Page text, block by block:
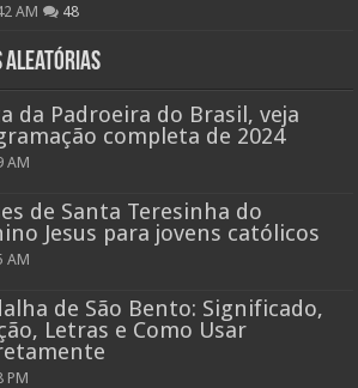
AM 48
aleatórias
da Padroeira do Brasil, veja
completa de 2024
AM
de Santa Teresinha do
Jesus para jovens católicos
AM
de São Bento: Significado,
Letras e Como Usar
PM